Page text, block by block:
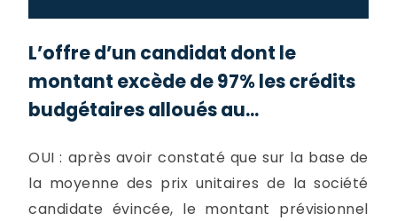
L’offre d’un candidat dont le
montant excède de 97% les crédits
budgétaires alloués au...
OUI : après avoir constaté que sur la base de
la moyenne des prix unitaires de la société
candidate évincée, le montant prévisionnel